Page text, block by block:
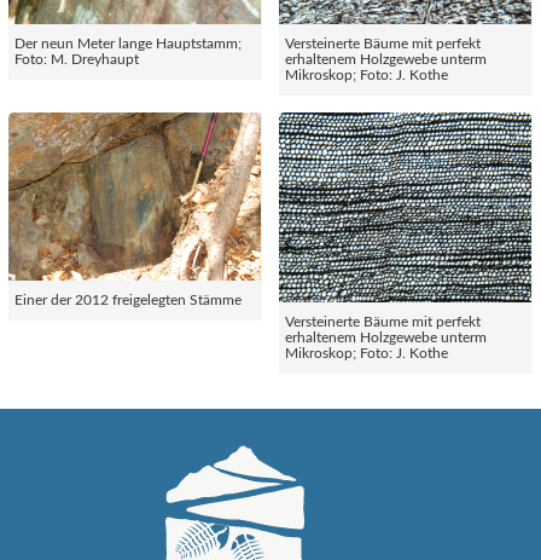
Der neun Meter lange Hauptstamm;
Foto: M. Dreyhaupt
Versteinerte Bäume mit perfekt
erhaltenem Holzgewebe unterm
Mikroskop; Foto: J. Kothe
Einer der 2012 freigelegten Stämme
Versteinerte Bäume mit perfekt
erhaltenem Holzgewebe unterm
Mikroskop; Foto: J. Kothe